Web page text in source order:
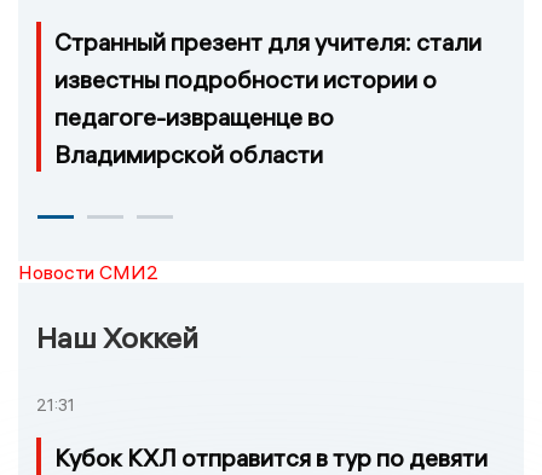
Странный презент для учителя: стали
известны подробности истории о
педагоге-извращенце во
Владимирской области
Новости СМИ2
Наш Хоккей
21:31
Кубок КХЛ отправится в тур по девяти